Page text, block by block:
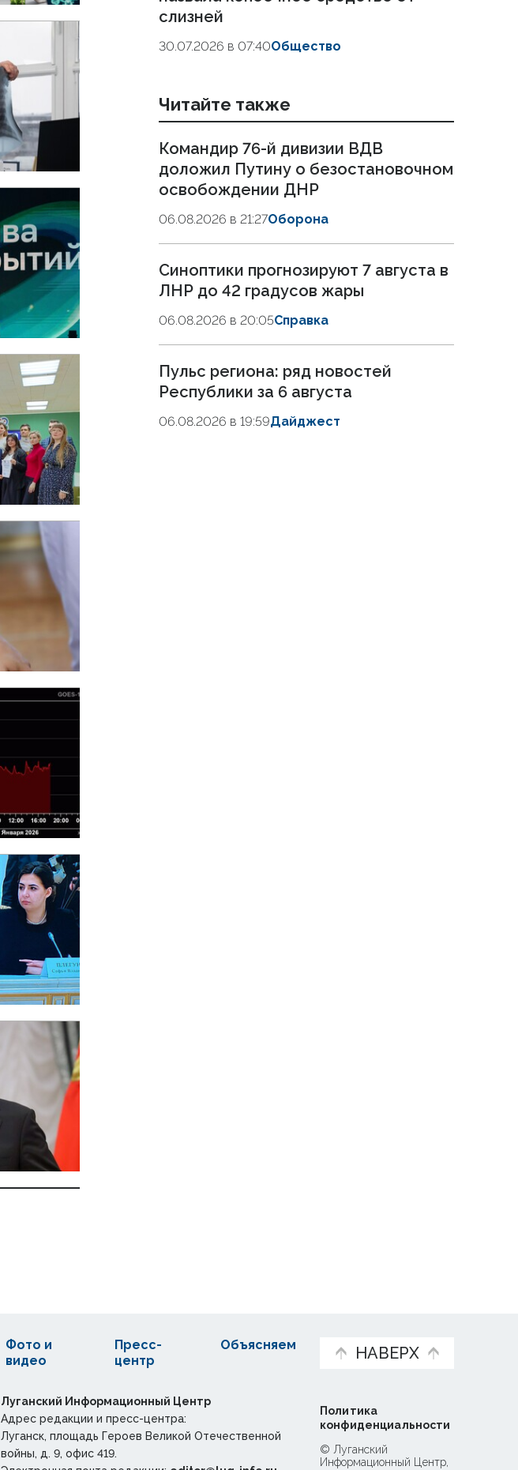
слизней
30.07.2026 в 07:40Общество
Читайте также
Командир 76-й дивизии ВДВ
доложил Путину о безостановочном
освобождении ДНР
06.08.2026 в 21:27Оборона
Синоптики прогнозируют 7 августа в
ЛНР до 42 градусов жары
06.08.2026 в 20:05Справка
Пульс региона: ряд новостей
Республики за 6 августа
06.08.2026 в 19:59Дайджест
НАВЕРХ
Фото и
видео
Пресс-
центр
Объясняем
Политика
конфиденциальности
Луганский Информационный Центр
Адрес редакции и пресс-центра:
Луганск, площадь Героев Великой Отечественной
войны, д. 9, офис 419.
© Луганский
Информационный Центр,